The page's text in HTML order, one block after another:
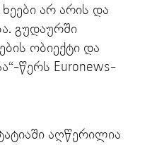
არ არის და
გუდაურში
ობიექტი და
წერს Euronews-
აღწერილია